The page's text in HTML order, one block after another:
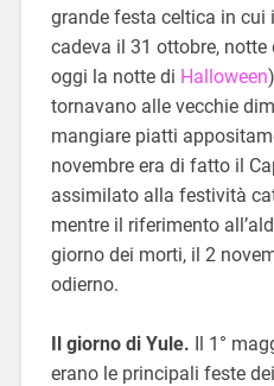
grande festa celtica in cui
cadeva il 31 ottobre,
oggi la notte di Halloween
tornavano alle vecchie
mangiare piatti
novembre era di fatto il
assimilato alla festività
mentre il riferimento
giorno dei morti, il 2
odierno.
Il giorno di Yule. Il 1°
erano le principali feste